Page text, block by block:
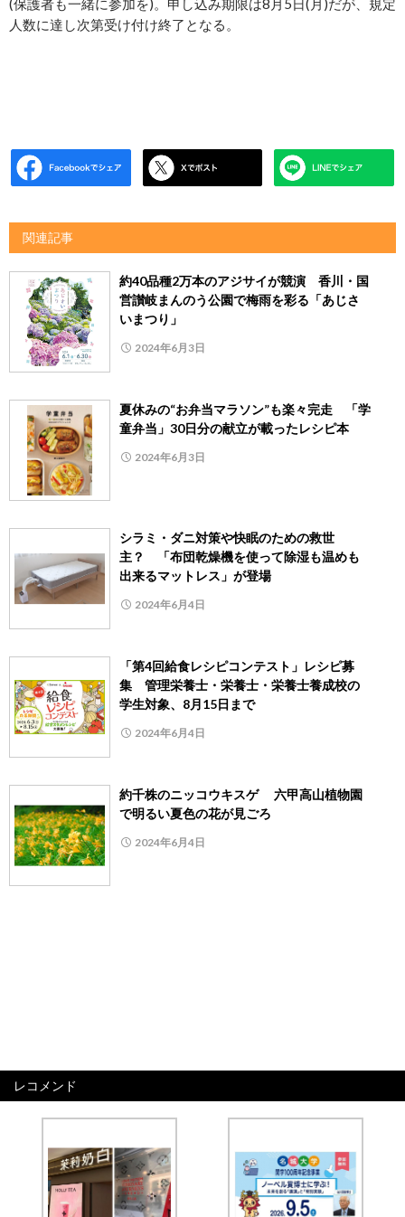
(保護者も一緒に参加を)。申し込み期限は8月5日(月)だが、規定
人数に達し次第受け付け終了となる。
関連記事
約40品種2万本のアジサイが競演 香川・国
営讃岐まんのう公園で梅雨を彩る「あじさ
いまつり」
2024年6月3日
夏休みの“お弁当マラソン”も楽々完走 「学
童弁当」30日分の献立が載ったレシピ本
2024年6月3日
シラミ・ダニ対策や快眠のための救世
主？ 「布団乾燥機を使って除湿も温めも
出来るマットレス」が登場
2024年6月4日
「第4回給食レシピコンテスト」レシピ募
集 管理栄養士・栄養士・栄養士養成校の
学生対象、8月15日まで
2024年6月4日
約千株のニッコウキスゲ 六甲高山植物園
で明るい夏色の花が見ごろ
2024年6月4日
レコメンド